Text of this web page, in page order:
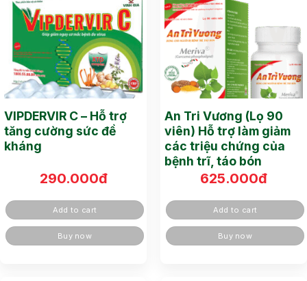
VIPDERVIR C – Hỗ trợ
tăng cường sức đề
kháng
290.000đ
Add to cart
Buy now
An Tri Vương (Lọ 90
viên) Hỗ trợ làm giảm
các triệu chứng của
bệnh trĩ, táo bón
625.000đ
Add to cart
Buy now